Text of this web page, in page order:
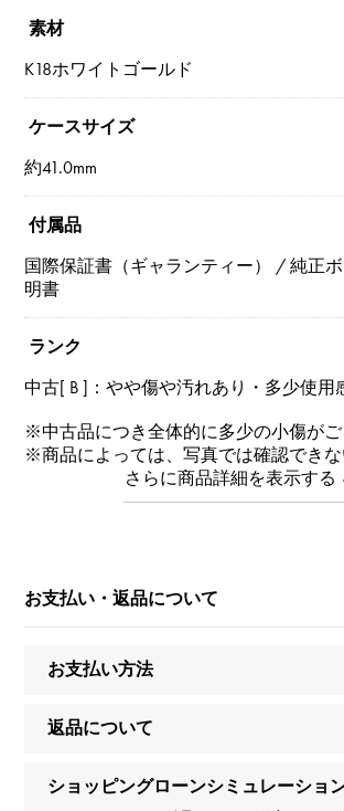
素材
K18ホワイトゴールド
ケースサイズ
約41.0mm
付属品
国際保証書（ギャランティー） / 純正
明書
ランク
中古[ B ]：やや傷や汚れあり・多少使用
※中古品につき全体的に多少の小傷がご
※商品によっては、写真では確認でき
もございます。
※詳細はお問い合わせください。
W238416
商品名
ロイヤルオーク クロノグラフ 世界限定
ブランド名
お支払い・返品について
お支払い方法
返品について
ショッピングローンシミュレーショ